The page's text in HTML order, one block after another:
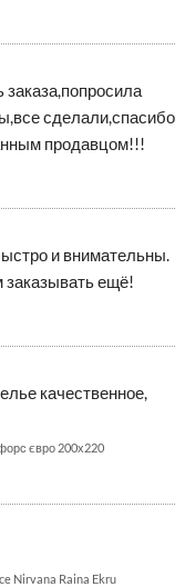
сделали,спасибо
продавцом!!!
и внимательны.
ещё!
качественное,
євро 200х220
Nirvana Raina Ekru